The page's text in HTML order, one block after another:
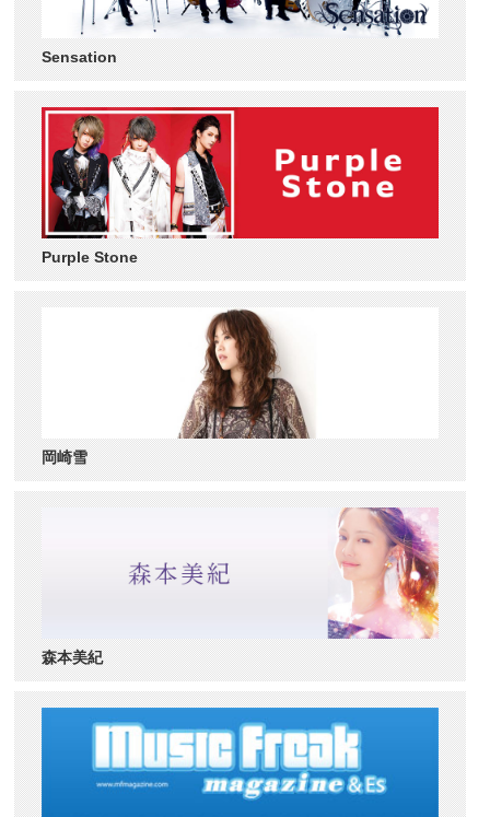
Sensation
Purple Stone
岡崎雪
森本美紀